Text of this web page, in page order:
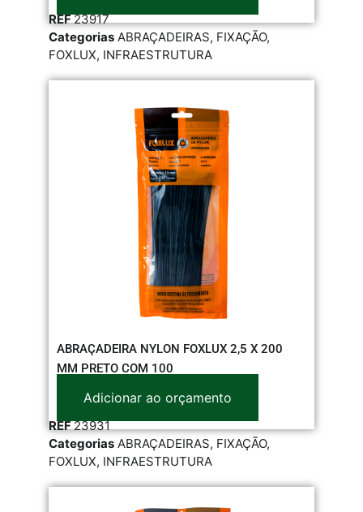
REF23917
Categorias ABRAÇADEIRAS, FIXAÇÃO,
FOXLUX, INFRAESTRUTURA
ABRAÇADEIRA NYLON FOXLUX 2,5 X 200
MM PRETO COM 100
Adicionar ao orçamento
REF23931
Categorias ABRAÇADEIRAS, FIXAÇÃO,
FOXLUX, INFRAESTRUTURA